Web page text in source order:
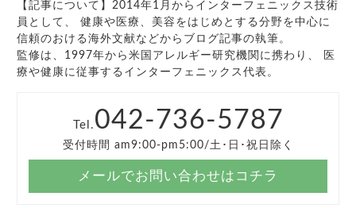
【記事について】2014年1月からインターフェニックス技術
員として、 健康や医療、美容をはじめとする分野を中心に
信頼のおける海外文献などからブログ記事の執筆。
監修は、1997年から米国アレルギー研究機関に携わり、 医
療や健康に従事するインターフェニックス代表。
Tel. 042-736-5787
受付時間 am9:00-pm5:00/土･日･祝日除く
メールでお問い合わせはコチラ